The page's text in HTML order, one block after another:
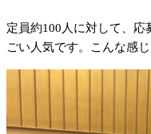
定員約100人に対して、応
ごい人気です。こんな感